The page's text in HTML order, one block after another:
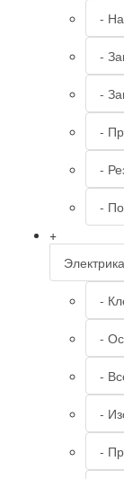
-
-
-
-
-
-
+
Электрика
-
-
-
-
-